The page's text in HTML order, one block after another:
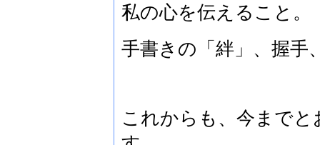
私の心を伝えること。
手書きの「絆」、握手
これからも、今まで